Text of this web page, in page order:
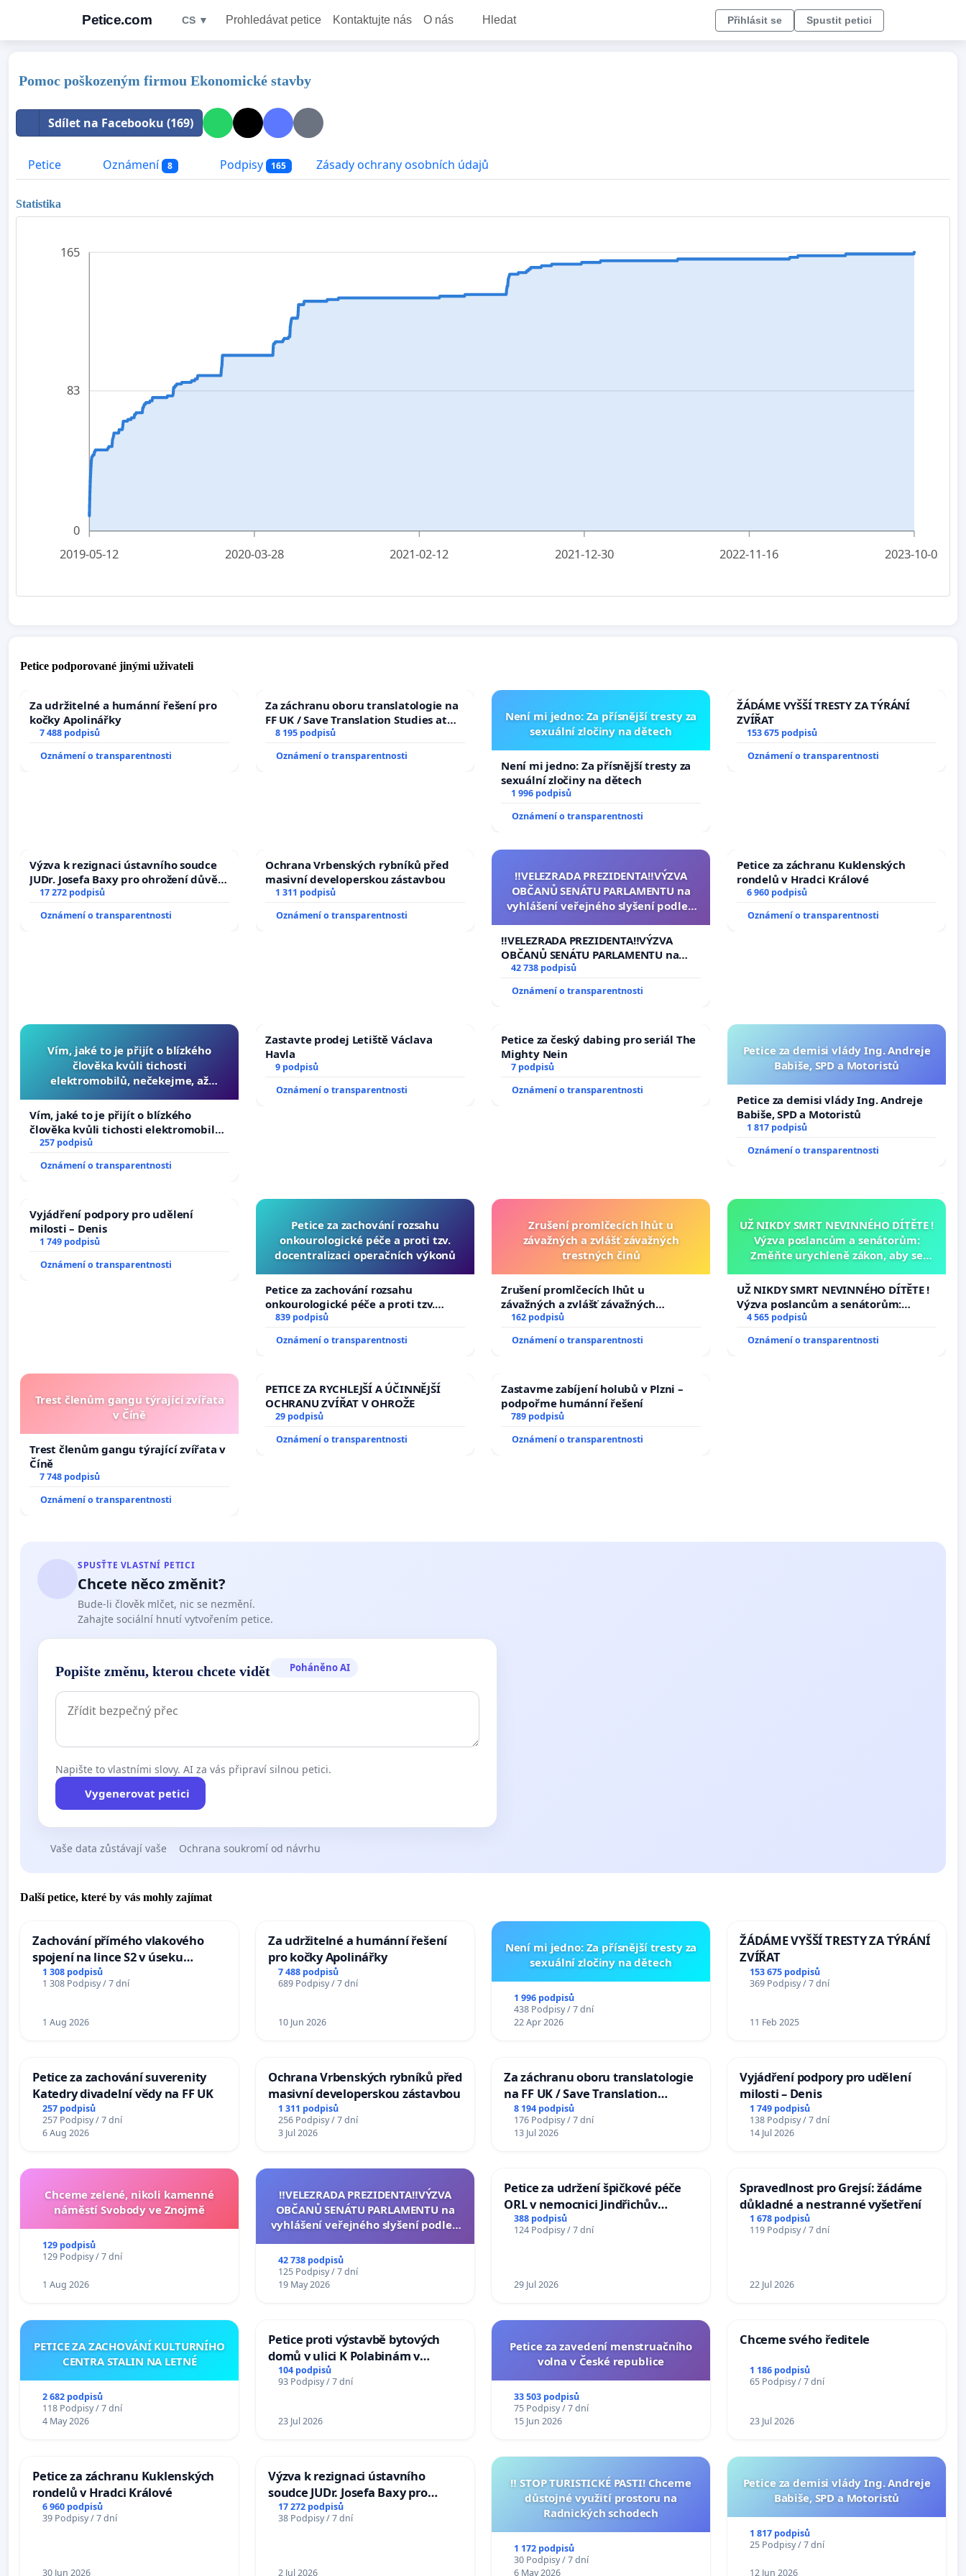
Petice.com CS ▼ Prohledávat petice Kontaktujte nás O nás Hledat Přihlásit se Spustit petici
Pomoc poškozeným firmou Ekonomické stavby
Sdílet na Facebooku (169)
Petice Oznámení 8 Podpisy 165 Zásady ochrany osobních údajů
Statistika
0
83
165
2019-05-12 2020-03-28 2021-02-12 2021-12-30 2022-11-16 2023-10-03
Petice podporované jinými uživateli
Za udržitelné a humánní řešení pro
kočky Apolinářky
7 488 podpisů
Oznámení o transparentnosti
Za záchranu oboru translatologie na
FF UK / Save Translation Studies at
the Faculty of Arts, Charles
University
8 195 podpisů
Oznámení o transparentnosti
Není mi jedno: Za přísnější tresty za
sexuální zločiny na dětech
Není mi jedno: Za přísnější tresty za
sexuální zločiny na dětech
1 996 podpisů
Oznámení o transparentnosti
ŽÁDÁME VYŠŠÍ TRESTY ZA TÝRÁNÍ
ZVÍŘAT
153 675 podpisů
Oznámení o transparentnosti
Výzva k rezignaci ústavního soudce
JUDr. Josefa Baxy pro ohrožení důvěry
ve spravedlivý proces
17 272 podpisů
Oznámení o transparentnosti
Ochrana Vrbenských rybníků před
masivní developerskou zástavbou
1 311 podpisů
Oznámení o transparentnosti
‼️VELEZRADA PREZIDENTA‼️VÝZVA
OBČANŮ SENÁTU PARLAMENTU na
vyhlášení veřejného slyšení podle §
na přijetí usnesení k podání ústavní
žaloby na prezidenta republiky
‼️VELEZRADA PREZIDENTA‼️VÝZVA
OBČANŮ SENÁTU PARLAMENTU na
vyhlášení veřejného slyšení podle §
144 jednacího řádu Senátu k návrhu
na přijetí usnesení k podání ústavní
42 738 podpisů
Oznámení o transparentnosti
Petice za záchranu Kuklenských
rondelů v Hradci Králové
6 960 podpisů
Oznámení o transparentnosti
Vím, jaké to je přijít o blízkého
člověka kvůli tichosti
elektromobilů, nečekejme, až
auta!
Vím, jaké to je přijít o blízkého
člověka kvůli tichosti elektromobilů,
nečekejme, až přibydou další,
zaveďme slyšitelná auta!
257 podpisů
Oznámení o transparentnosti
Zastavte prodej Letiště Václava
Havla
9 podpisů
Oznámení o transparentnosti
Petice za český dabing pro seriál The
Mighty Nein
7 podpisů
Oznámení o transparentnosti
Petice za demisi vlády Ing. Andreje
Babiše, SPD a Motoristů
Petice za demisi vlády Ing. Andreje
Babiše, SPD a Motoristů
1 817 podpisů
Oznámení o transparentnosti
Vyjádření podpory pro udělení
milosti – Denis
1 749 podpisů
Oznámení o transparentnosti
Petice za zachování rozsahu
onkourologické péče a proti tzv.
docentralizaci operačních výkonů
Petice za zachování rozsahu
onkourologické péče a proti tzv.
docentralizaci operačních výkonů
839 podpisů
Oznámení o transparentnosti
Zrušení promlčecích lhůt u
závažných a zvlášť závažných
trestných činů
Zrušení promlčecích lhůt u
závažných a zvlášť závažných
trestných činů
162 podpisů
Oznámení o transparentnosti
UŽ NIKDY SMRT NEVINNÉHO DÍTĚTE !
Výzva poslancům a senátorům:
Změňte urychleně zákon, aby se
opakovat!
UŽ NIKDY SMRT NEVINNÉHO DÍTĚTE !
Výzva poslancům a senátorům:
Změňte urychleně zákon, aby se
tragédie malé Viktorky už nemohla
opakovat!
4 565 podpisů
Oznámení o transparentnosti
Trest členům gangu týrající zvířata
v Číně
Trest členům gangu týrající zvířata v
Číně
7 748 podpisů
Oznámení o transparentnosti
PETICE ZA RYCHLEJŠÍ A ÚČINNĚJŠÍ
OCHRANU ZVÍŘAT V OHROŽE
29 podpisů
Oznámení o transparentnosti
Zastavme zabíjení holubů v Plzni –
podpořme humánní řešení
789 podpisů
Oznámení o transparentnosti
SPUSŤTE VLASTNÍ PETICI
Chcete něco změnit?
Bude-li člověk mlčet, nic se nezmění.
Zahajte sociální hnutí vytvořením petice.
Popište změnu, kterou chcete vidět Poháněno AI
Napište to vlastními slovy. AI za vás připraví silnou petici.
Vygenerovat petici
Vaše data zůstávají vaše Ochrana soukromí od návrhu
Další petice, které by vás mohly zajímat
Zachování přímého vlakového
spojení na lince S2 v úseku
Ostrava – Bohumín – Karviná –
Mosty u Jablunkova
1 308 podpisů
1 308 Podpisy / 7 dní
1 Aug 2026
Za udržitelné a humánní řešení
pro kočky Apolinářky
7 488 podpisů
689 Podpisy / 7 dní
10 Jun 2026
Není mi jedno: Za přísnější tresty za
sexuální zločiny na dětech
1 996 podpisů
438 Podpisy / 7 dní
22 Apr 2026
ŽÁDÁME VYŠŠÍ TRESTY ZA TÝRÁNÍ
ZVÍŘAT
153 675 podpisů
369 Podpisy / 7 dní
11 Feb 2025
Petice za zachování suverenity
Katedry divadelní vědy na FF UK
257 podpisů
257 Podpisy / 7 dní
6 Aug 2026
Ochrana Vrbenských rybníků před
masivní developerskou zástavbou
1 311 podpisů
256 Podpisy / 7 dní
3 Jul 2026
Za záchranu oboru translatologie
na FF UK / Save Translation
Studies at the Faculty of Arts,
Charles University
8 194 podpisů
176 Podpisy / 7 dní
13 Jul 2026
Vyjádření podpory pro udělení
milosti – Denis
1 749 podpisů
138 Podpisy / 7 dní
14 Jul 2026
Chceme zelené, nikoli kamenné
náměstí Svobody ve Znojmě
129 podpisů
129 Podpisy / 7 dní
1 Aug 2026
‼️VELEZRADA PREZIDENTA‼️VÝZVA
OBČANŮ SENÁTU PARLAMENTU na
vyhlášení veřejného slyšení podle §
na přijetí usnesení k podání ústavní
žaloby na prezidenta republiky
42 738 podpisů
125 Podpisy / 7 dní
19 May 2026
Petice za udržení špičkové péče
ORL v nemocnici Jindřichův
Hradec
388 podpisů
124 Podpisy / 7 dní
29 Jul 2026
Spravedlnost pro Grejsí: žádáme
důkladné a nestranné vyšetření
1 678 podpisů
119 Podpisy / 7 dní
22 Jul 2026
PETICE ZA ZACHOVÁNÍ KULTURNÍHO
CENTRA STALIN NA LETNÉ
2 682 podpisů
118 Podpisy / 7 dní
4 May 2026
Petice proti výstavbě bytových
domů v ulici K Polabinám v
Pardubicích
104 podpisů
93 Podpisy / 7 dní
23 Jul 2026
Petice za zavedení menstruačního
volna v České republice
33 503 podpisů
75 Podpisy / 7 dní
15 Jun 2026
Chceme svého ředitele
1 186 podpisů
65 Podpisy / 7 dní
23 Jul 2026
Petice za záchranu Kuklenských
rondelů v Hradci Králové
6 960 podpisů
39 Podpisy / 7 dní
30 Jun 2026
Výzva k rezignaci ústavního
soudce JUDr. Josefa Baxy pro
ohrožení důvěry ve spravedlivý
proces
17 272 podpisů
38 Podpisy / 7 dní
2 Jul 2026
‼️ STOP TURISTICKÉ PASTI! Chceme
důstojné využití prostoru na
Radnických schodech
1 172 podpisů
30 Podpisy / 7 dní
6 May 2026
Petice za demisi vlády Ing. Andreje
Babiše, SPD a Motoristů
1 817 podpisů
25 Podpisy / 7 dní
12 Jun 2026